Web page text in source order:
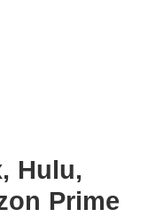
Hulu,
Prime